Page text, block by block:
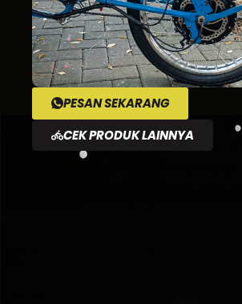
PESAN SEKARANG
CEK PRODUK LAINNYA